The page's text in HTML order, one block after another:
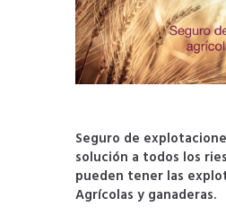
Seguro de
solución a todos los
pueden tener las
Agrícolas y ganaderas.